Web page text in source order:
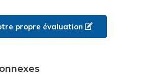
propre évaluation